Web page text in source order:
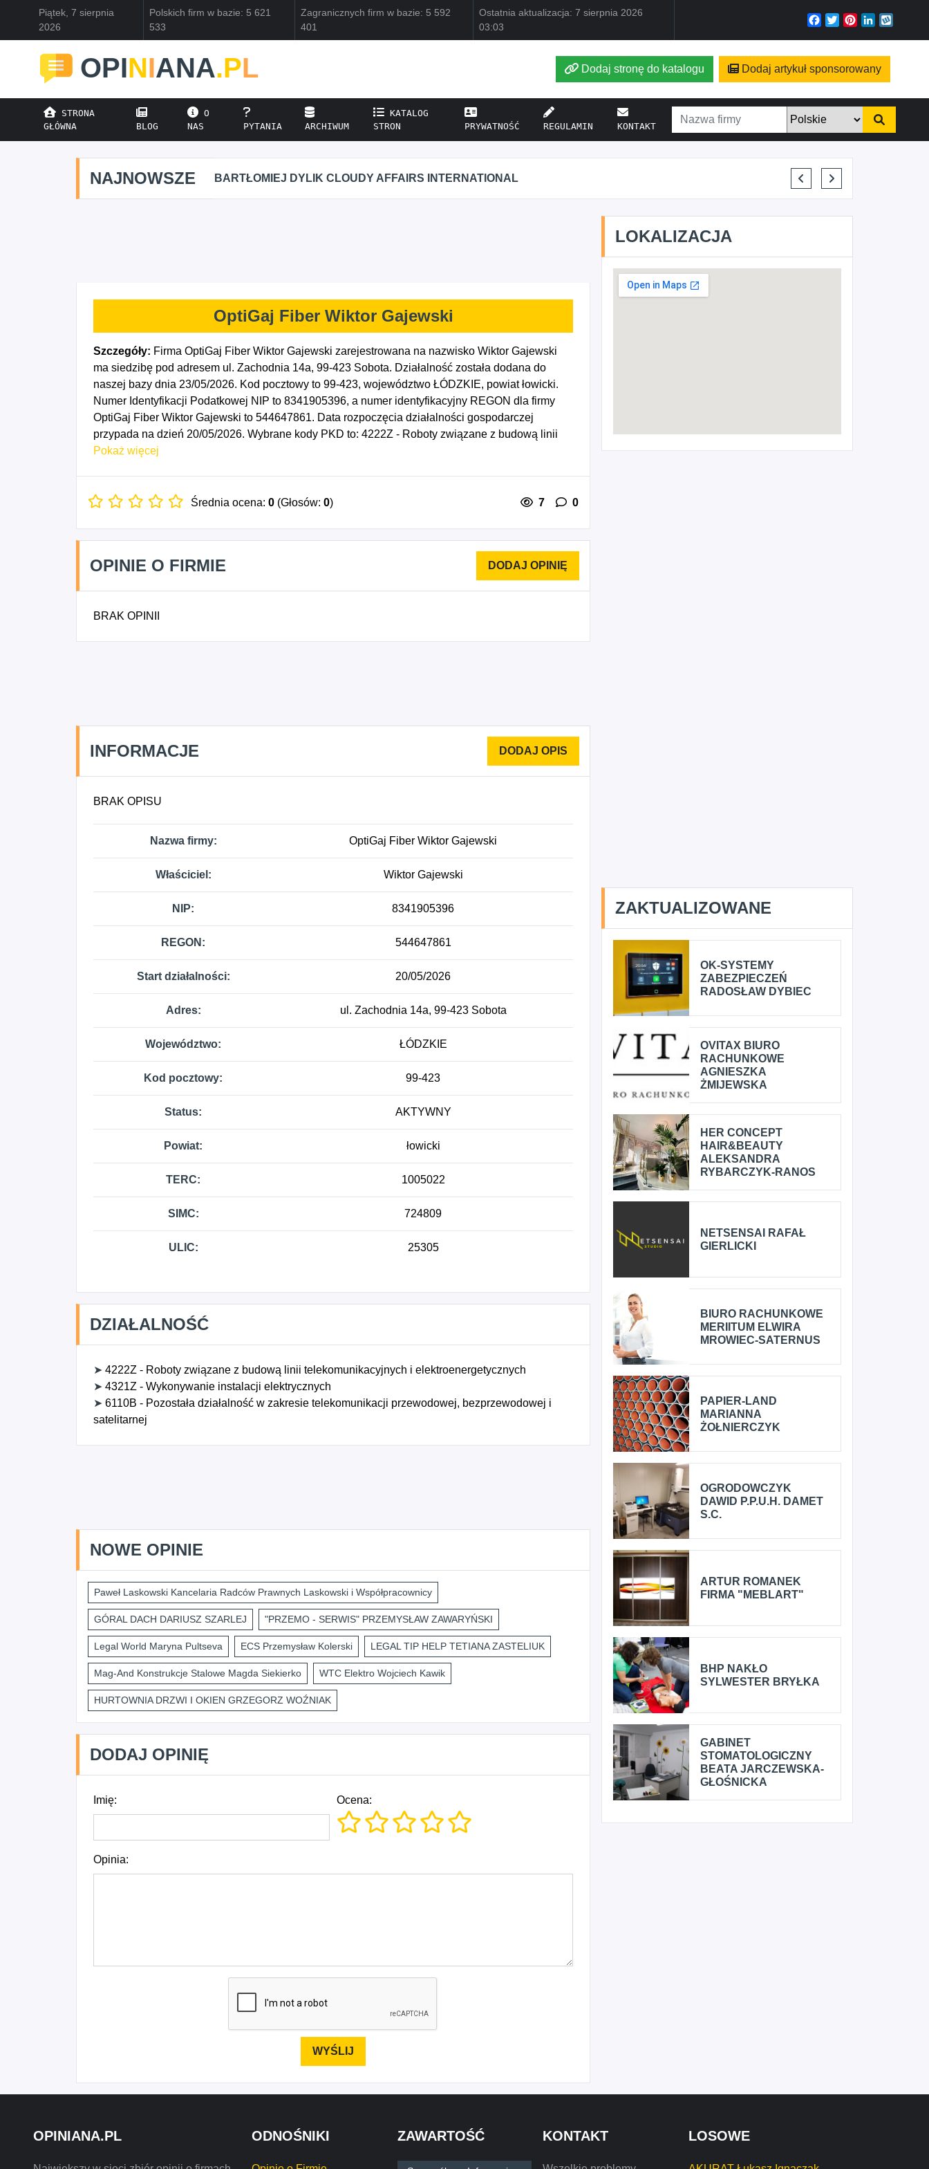
Piątek, 7 sierpnia
2026
Polskich firm w bazie: 5 621
533
Zagranicznych firm w bazie: 5 592
401
Ostatnia aktualizacja: 7 sierpnia 2026
03:03
Facebook
TwitterPinterest
LinkedIn
OPINIANA.PL Dodaj stronę do katalogu Dodaj artykuł sponsorowany
STRONA
GŁÓWNA
BLOG
O
NAS
PYTANIA ARCHIWUM
KATALOG
STRON
PRYWATNOŚĆ REGULAMIN KONTAKT
NAJNOWSZEBARTŁOMIEJ DYLIK CLOUDY AFFAIRS INTERNATIONAL KRYSTIAN PISULA
OptiGaj Fiber Wiktor Gajewski
Szczegóły: Firma OptiGaj Fiber Wiktor Gajewski zarejestrowana na nazwisko Wiktor Gajewski
ma siedzibę pod adresem ul. Zachodnia 14a, 99-423 Sobota. Działalność została dodana do
naszej bazy dnia 23/05/2026. Kod pocztowy to 99-423, województwo ŁÓDZKIE, powiat łowicki.
Numer Identyfikacji Podatkowej NIP to 8341905396, a numer identyfikacyjny REGON dla firmy
OptiGaj Fiber Wiktor Gajewski to 544647861. Data rozpoczęcia działalności gospodarczej
przypada na dzień 20/05/2026. Wybrane kody PKD to: 4222Z - Roboty związane z budową linii
telekomunikacyjnych i elektroenergetycznych, 4321Z - Wykonywanie instalacji elektrycznych,
Pokaż więcej
Średnia ocena: 0 (Głosów: 0) 7 0
OPINIE O FIRMIE
BRAK OPINII
INFORMACJE
BRAK OPISU
Nazwa firmy: OptiGaj Fiber Wiktor Gajewski
Właściciel: Wiktor Gajewski
NIP: 8341905396
REGON: 544647861
Start działalności: 20/05/2026
Adres: ul. Zachodnia 14a, 99-423 Sobota
Województwo: ŁÓDZKIE
Kod pocztowy: 99-423
Status: AKTYWNY
Powiat: łowicki
TERC: 1005022
SIMC: 724809
ULIC: 25305
DZIAŁALNOŚĆ
➤ 4222Z - Roboty związane z budową linii telekomunikacyjnych i elektroenergetycznych
➤ 4321Z - Wykonywanie instalacji elektrycznych
➤ 6110B - Pozostała działalność w zakresie telekomunikacji przewodowej, bezprzewodowej i
satelitarnej
NOWE OPINIE
Paweł Laskowski Kancelaria Radców Prawnych Laskowski i Współpracownicy
GÓRAL DACH DARIUSZ SZARLEJ "PRZEMO - SERWIS" PRZEMYSŁAW ZAWARYŃSKI
Legal World Maryna Pultseva ECS Przemysław Kolerski LEGAL TIP HELP TETIANA ZASTELIUK
Mag-And Konstrukcje Stalowe Magda Siekierko WTC Elektro Wojciech Kawik
HURTOWNIA DRZWI I OKIEN GRZEGORZ WOŹNIAK
DODAJ OPINIĘ
Imię: Ocena:
Opinia:
LOKALIZACJA
ZAKTUALIZOWANE
OK-SYSTEMY
ZABEZPIECZEŃ
RADOSŁAW DYBIEC
OVITAX BIURO
RACHUNKOWE
AGNIESZKA
ŻMIJEWSKA
HER CONCEPT
HAIR&BEAUTY
ALEKSANDRA
RYBARCZYK-RANOS
NETSENSAI RAFAŁ
GIERLICKI
BIURO RACHUNKOWE
MERIITUM ELWIRA
MROWIEC-SATERNUS
PAPIER-LAND
MARIANNA
ŻOŁNIERCZYK
OGRODOWCZYK
DAWID P.P.U.H. DAMET
S.C.
ARTUR ROMANEK
FIRMA "MEBLART"
BHP NAKŁO
SYLWESTER BRYŁKA
GABINET
STOMATOLOGICZNY
BEATA JARCZEWSKA-
GŁOŚNICKA
OPINIANA.PL ODNOŚNIKI ZAWARTOŚĆ KONTAKT LOSOWE